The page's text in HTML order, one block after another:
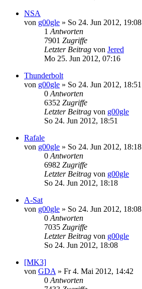
NSA
von g00gle » So 24. Jun 2012, 19:08
1 Antworten
7901 Zugriffe
Letzter Beitrag von Jered
Mo 25. Jun 2012, 07:16
Thunderbolt
von g00gle » So 24. Jun 2012, 18:51
0 Antworten
6352 Zugriffe
Letzter Beitrag von g00gle
So 24. Jun 2012, 18:51
Rafale
von g00gle » So 24. Jun 2012, 18:18
0 Antworten
6982 Zugriffe
Letzter Beitrag von g00gle
So 24. Jun 2012, 18:18
A-Sat
von g00gle » So 24. Jun 2012, 18:08
0 Antworten
7035 Zugriffe
Letzter Beitrag von g00gle
So 24. Jun 2012, 18:08
[MK3]
von GDA » Fr 4. Mai 2012, 14:42
0 Antworten